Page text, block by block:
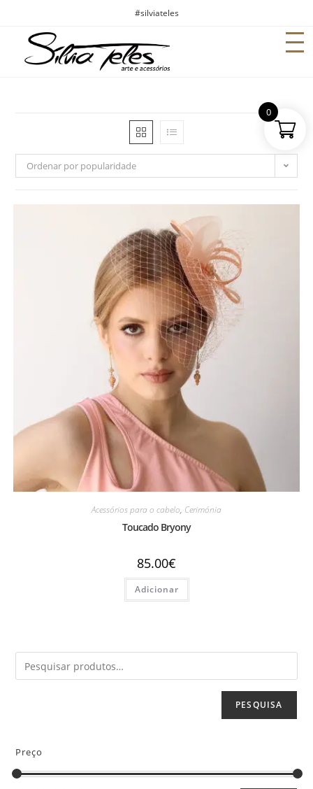
#silviateles
Ordenar por popularidade
Acessórios para o cabelo, Cerimónia
Toucado Bryony
85.00€
Adicionar
PESQUISA
Preço
0